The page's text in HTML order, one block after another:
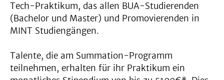
Tech-Praktikum, das allen BUA-Studierenden
(Bachelor und Master) und Promovierenden in
MINT Studiengängen.
Talente, die am Summation-Programm
teilnehmen, erhalten für ihr Praktikum ein